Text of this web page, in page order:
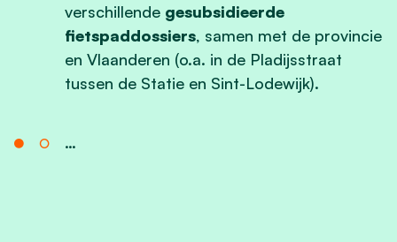
verschillende gesubsidieerde
fietspaddossiers, samen met de provincie
en Vlaanderen (o.a. in de Pladijsstraat
tussen de Statie en Sint-Lodewijk).
…